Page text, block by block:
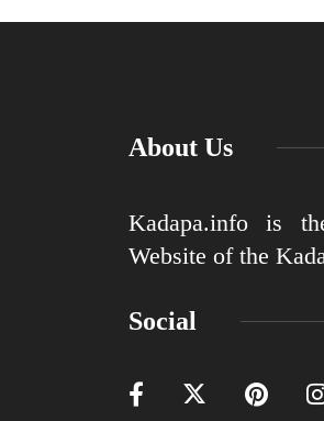
About Us
Kadapa.info is
Website of the
Social